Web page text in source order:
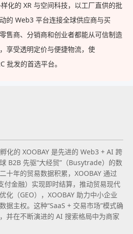
化的 XR 与空间科技，以工厂直供的批
的 Web3 平台连接全球供应商与买
售商、分销商和创业者都能从可信制造
享受透明定价与便捷物流，使
批发的首选平台。
化的 XOOBAY 是先进的 Web3 + AI 跨
B2B 先驱“大经贸”（Busytrade）的数
十年的贸易数据积累，XOOBAY 通过
付金融）实现即时结算，推动贸易现代
化（GEO），XOOBAY 助力中小企业
据主权。这种“SaaS + 交易市场”模式确
并在不断演进的 AI 搜索格局中为商家